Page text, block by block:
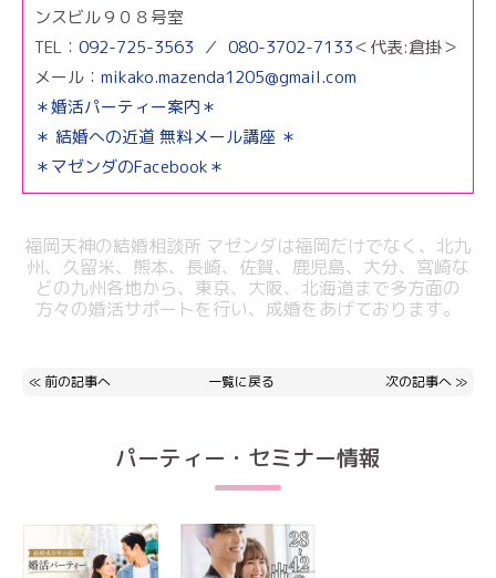
ンスビル９０８号室
TEL： 092-725-3563 ／ 080-3702-7133＜代表:倉掛＞
メール： mikako.mazenda1205@gmail.com
＊婚活パーティー案内＊
＊ 結婚への近道 無料メール講座 ＊
＊マゼンダのFacebook＊
福岡天神の結婚相談所 マゼンダは福岡だけでなく、北九
州、久留米、熊本、 長崎、佐賀、鹿児島、大分、宮崎な
どの九州各地から、東京、大阪、北海道まで多方面の
方々の婚活サポートを行い、成婚をあげております。
≪ 前の記事へ 一覧に戻る 次の記事へ ≫
パーティー・セミナー情報